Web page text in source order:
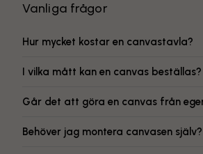
Vanliga frågor
Hur mycket kostar en canvastavla?
I vilka mått kan en canvas beställas?
Går det att göra en canvas från
Behöver jag montera canvasen själv?